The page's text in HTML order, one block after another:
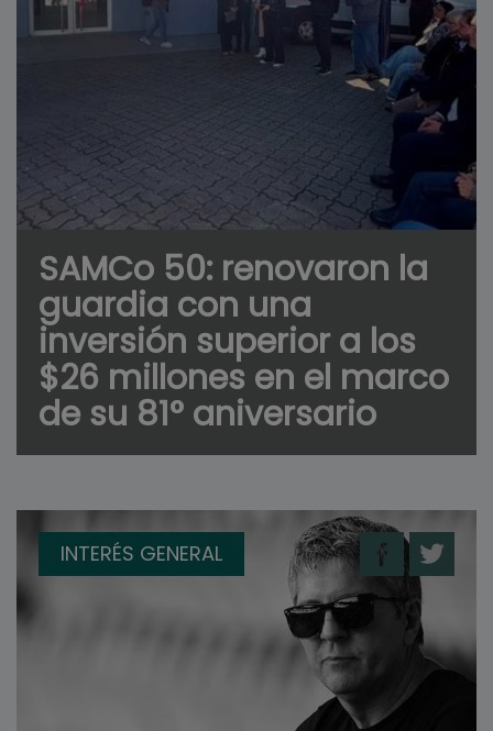
SAMCo 50: renovaron la
guardia con una
inversión superior a los
$26 millones en el marco
de su 81° aniversario
INTERÉS GENERAL